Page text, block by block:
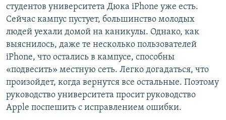
студентов университета Дюка iPhone уже есть.
Сейчас кампус пустует, большинство молодых
людей уехали домой на каникулы. Однако, как
выяснилось, даже те несколько пользователей
iPhone, что остались в кампусе, способны
«подвесить» местную сеть. Легко догадаться, что
произойдет, когда вернутся все остальные. Поэтому
руководство университета просит руководство
Apple поспешить с исправлением ошибки.